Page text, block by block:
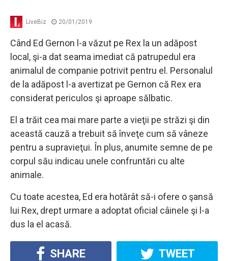
LiveBiz 20/01/2019
Când Ed Gernon l-a văzut pe Rex la un adăpost
local, şi-a dat seama imediat că patrupedul era
animalul de companie potrivit pentru el. Personalul
de la adăpost l-a avertizat pe Gernon că Rex era
considerat periculos şi aproape sălbatic.
El a trăit cea mai mare parte a vieţii pe străzi şi din
această cauză a trebuit să înveţe cum să vâneze
pentru a supravieţui. În plus, anumite semne de pe
corpul său indicau unele confruntări cu alte
animale.
Cu toate acestea, Ed era hotărât să-i ofere o şansă
lui Rex, drept urmare a adoptat oficial câinele şi l-a
dus la el acasă.
SHARE TWEET